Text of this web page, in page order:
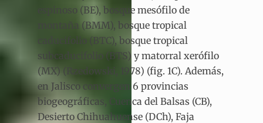
espinoso (BE), bosque mesófilo de
montaña (BMM), bosque tropical
caducifolio (BTC), bosque tropical
subcaducifolio (BTS) y matorral xerófilo
(MX) (Rzedowski, 1978) (fig. 1C). Además,
en Jalisco convergen 6 provincias
biogeográficas, Cuenca del Balsas (CB),
Desierto Chihuahuense (DCh), Faja